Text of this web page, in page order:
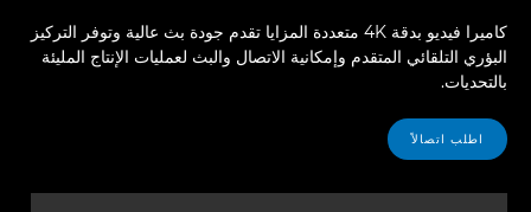
كاميرا فيديو بدقة 4K متعددة المزايا تقدم جودة بث عالية وتوفر التركيز
البؤري التلقائي المتقدم وإمكانية الاتصال والبث لعمليات الإنتاج المليئة
بالتحديات.
اطلب اتصالاً